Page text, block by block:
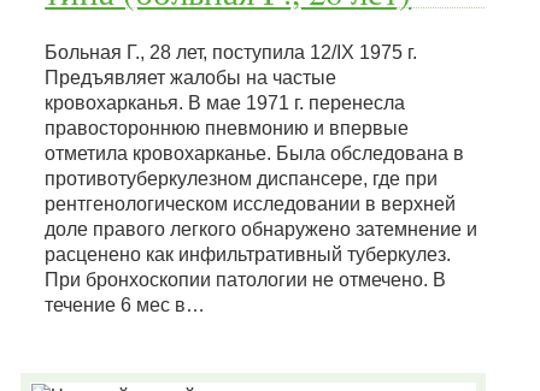
Больная Г., 28 лет, поступила 12/IX 1975 г.
Предъявляет жалобы на частые
кровохарканья. В мае 1971 г. перенесла
правостороннюю пневмонию и впервые
отметила кровохарканье. Была обследована в
противотуберкулезном диспансере, где при
рентгенологическом исследовании в верхней
доле правого легкого обнаружено затемнение и
расценено как инфильтративный туберкулез.
При бронхоскопии патологии не отмечено. В
течение 6 мес в…